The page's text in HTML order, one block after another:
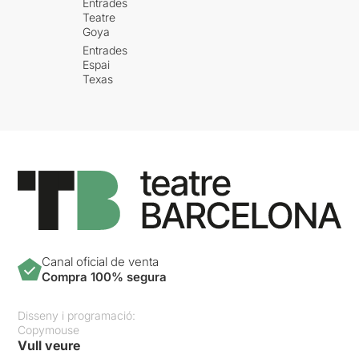
Entrades
Teatre
Goya
Entrades
Espai
Texas
Canal oficial de venta
Compra 100% segura
Disseny i programació:
Copymouse
Vull veure